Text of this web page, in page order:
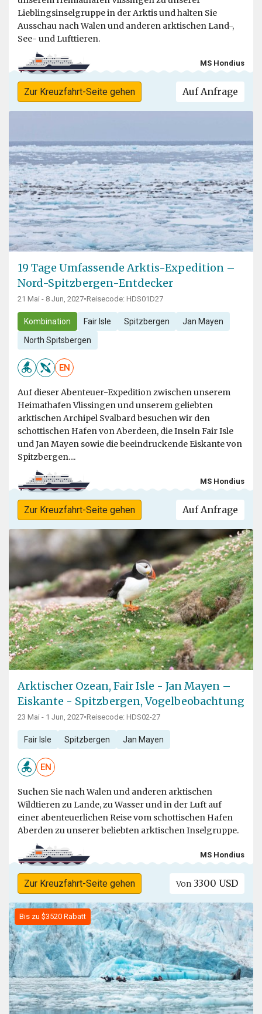
Lieblingsinselgruppe in der Arktis und halten Sie
Ausschau nach Walen und anderen arktischen Land-,
See- und Lufttieren.
MS Hondius
Zur Kreuzfahrt-Seite gehen Auf Anfrage
19 Tage Umfassende Arktis-Expedition –
Nord-Spitzbergen-Entdecker
21 Mai - 8 Jun, 2027•Reisecode: HDS01D27
Kombination Fair Isle Spitzbergen Jan Mayen
North Spitsbergen
EN
Auf dieser Abenteuer-Expedition zwischen unserem
Heimathafen Vlissingen und unserem geliebten
arktischen Archipel Svalbard besuchen wir den
schottischen Hafen von Aberdeen, die Inseln Fair Isle
und Jan Mayen sowie die beeindruckende Eiskante von
Spitzbergen....
MS Hondius
Zur Kreuzfahrt-Seite gehen Auf Anfrage
Arktischer Ozean, Fair Isle - Jan Mayen –
Eiskante - Spitzbergen, Vogelbeobachtung
23 Mai - 1 Jun, 2027•Reisecode: HDS02-27
Fair Isle Spitzbergen Jan Mayen
EN
Suchen Sie nach Walen und anderen arktischen
Wildtieren zu Lande, zu Wasser und in der Luft auf
einer abenteuerlichen Reise vom schottischen Hafen
Aberden zu unserer beliebten arktischen Inselgruppe.
MS Hondius
Zur Kreuzfahrt-Seite gehen Von 3300 USD
Bis zu $3520 Rabatt